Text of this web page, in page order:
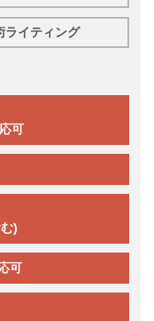
ライティング
可
)
可